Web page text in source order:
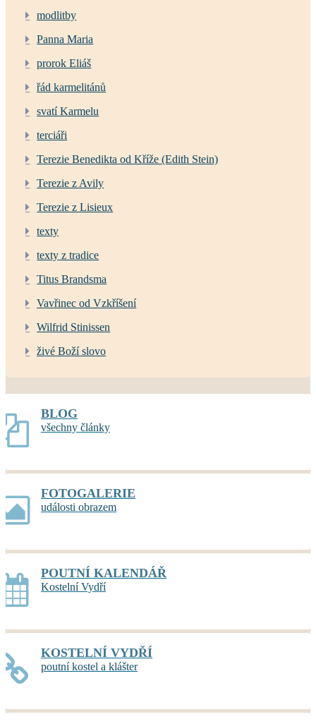
modlitby
Panna Maria
prorok Eliáš
řád karmelitánů
svatí Karmelu
terciáři
Terezie Benedikta od Kříže (Edith Stein)
Terezie z Avily
Terezie z Lisieux
texty
texty z tradice
Titus Brandsma
Vavřinec od Vzkříšení
Wilfrid Stinissen
živé Boží slovo
BLOG
všechny články
FOTOGALERIE
události obrazem
POUTNÍ KALENDÁŘ
Kostelní Vydří
KOSTELNÍ VYDŘÍ
poutní kostel a klášter